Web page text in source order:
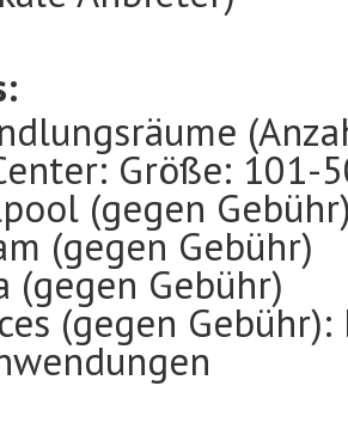
Größe: 101-
(gegen
(gegen Gebühr)
(gegen Gebühr)
(gegen